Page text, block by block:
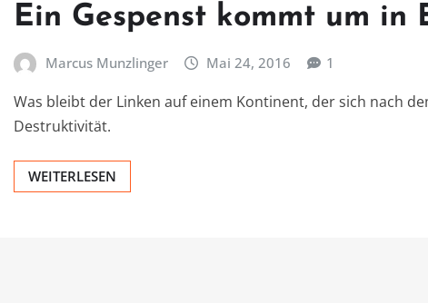
Ein Gespenst kommt um in
Marcus Munzlinger Mai 24, 2016 1
Was bleibt der Linken auf einem Kontinent, der sich nach
Destruktivität.
WEITERLESEN